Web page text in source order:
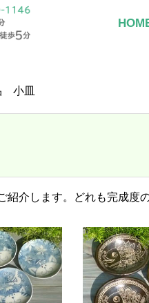
小皿
紹介します。どれも完成度